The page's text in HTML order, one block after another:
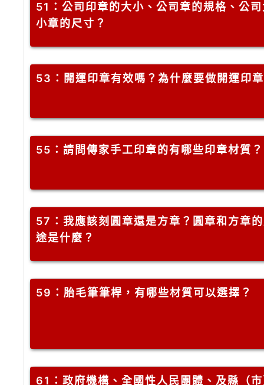
51 ：公司印章的大小、公司章的規格、公
小章的尺寸？
53 ：開運印章有效嗎？為什麼要做開運印
55 ：請問傳家手工印章的有哪些印章材質？
57 ：我應該刻圓章還是方章？圓章和方章
途是什麼？
59 ：胎毛筆筆桿，有哪些材質可以選擇？
61 ：政府機構、全國性人民團體、及縣（